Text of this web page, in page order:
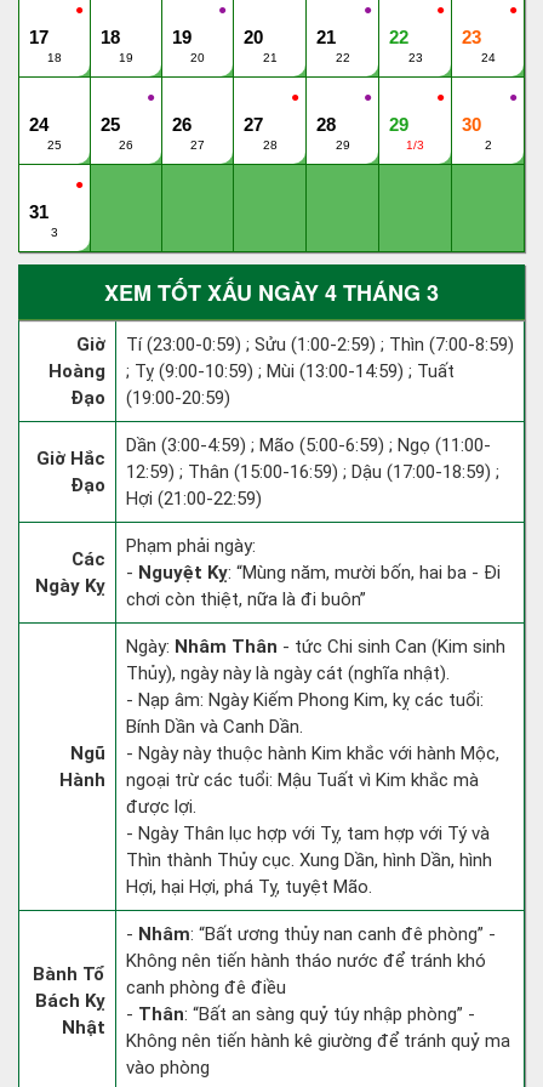
●
17
18
18
19
●
19
20
20
21
●
21
22
●
22
23
●
23
24
24
25
●
25
26
26
27
●
27
28
●
28
29
●
29
1/3
●
30
2
●
31
3
XEM TỐT XẤU NGÀY 4 THÁNG 3
Giờ
Hoàng
Đạo
Tí (23:00-0:59) ; Sửu (1:00-2:59) ; Thìn (7:00-8:59)
; Tỵ (9:00-10:59) ; Mùi (13:00-14:59) ; Tuất
(19:00-20:59)
Giờ Hắc
Đạo
Dần (3:00-4:59) ; Mão (5:00-6:59) ; Ngọ (11:00-
12:59) ; Thân (15:00-16:59) ; Dậu (17:00-18:59) ;
Hợi (21:00-22:59)
Các
Ngày Kỵ
Phạm phải ngày:
- Nguyệt Kỵ: “Mùng năm, mười bốn, hai ba - Đi
chơi còn thiệt, nữa là đi buôn”
Ngũ
Hành
Ngày: Nhâm Thân - tức Chi sinh Can (Kim sinh
Thủy), ngày này là ngày cát (nghĩa nhật).
- Nạp âm: Ngày Kiếm Phong Kim, kỵ các tuổi:
Bính Dần và Canh Dần.
- Ngày này thuộc hành Kim khắc với hành Mộc,
ngoại trừ các tuổi: Mậu Tuất vì Kim khắc mà
được lợi.
- Ngày Thân lục hợp với Tỵ, tam hợp với Tý và
Thìn thành Thủy cục. Xung Dần, hình Dần, hình
Hợi, hại Hợi, phá Tỵ, tuyệt Mão.
Bành Tổ
Bách Kỵ
Nhật
- Nhâm: “Bất ương thủy nan canh đê phòng” -
Không nên tiến hành tháo nước để tránh khó
canh phòng đê điều
- Thân: “Bất an sàng quỷ túy nhập phòng” -
Không nên tiến hành kê giường để tránh quỷ ma
vào phòng